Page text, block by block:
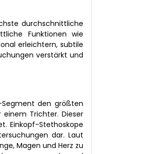
durchschnittliche
Funktionen wie
erleichtern, subtile
verstärkt und
den größten
Trichter. Dieser
Einkopf-Stethoskope
dar. Laut
Magen und Herz zu